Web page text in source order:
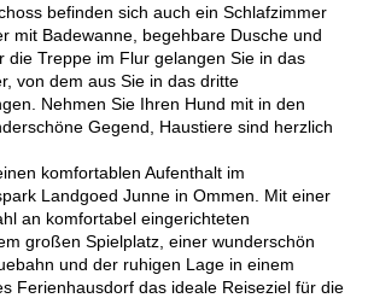
befinden sich auch ein Schlafzimmer
mit Badewanne, begehbare Dusche und
die Treppe im Flur gelangen Sie in das
von dem aus Sie in das dritte
Nehmen Sie Ihren Hund mit in den
Gegend, Haustiere sind herzlich
komfortablen Aufenthalt im
Landgoed Junne in Ommen. Mit einer
an komfortabel eingerichteten
großen Spielplatz, einer wunderschön
und der ruhigen Lage in einem
Ferienhausdorf das ideale Reiseziel für die